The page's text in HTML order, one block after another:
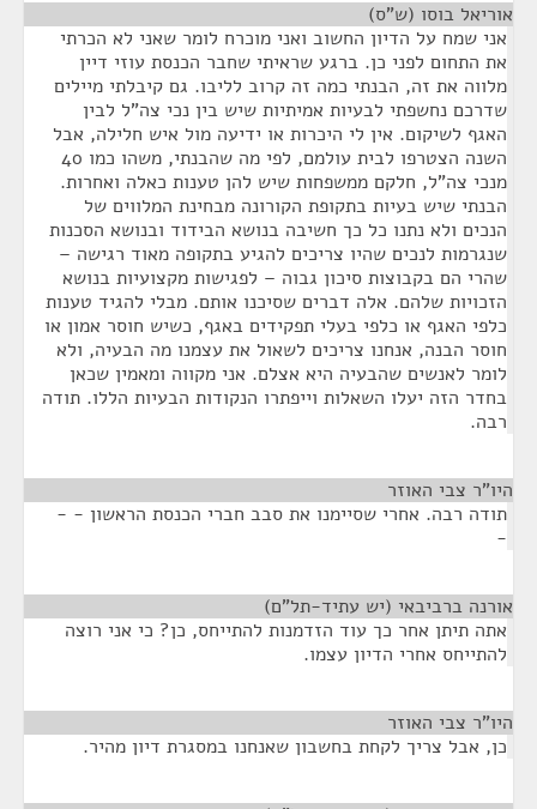
אוריאל בוסו (ש"ס)
אני שמח על הדיון החשוב ואני מוכרח לומר שאני לא הכרתי
את התחום לפני כן. ברגע שראיתי שחבר הכנסת עוזי דיין
מלווה את זה, הבנתי כמה זה קרוב לליבו. גם קיבלתי מיילים
שדרכם נחשפתי לבעיות אמיתיות שיש בין נכי צה"ל לבין
האגף לשיקום. אין לי היכרות או ידיעה מול איש חלילה, אבל
השנה הצטרפו לבית עולמם, לפי מה שהבנתי, משהו כמו 40
מנכי צה"ל, חלקם ממשפחות שיש להן טענות כאלה ואחרות.
הבנתי שיש בעיות בתקופת הקורונה מבחינת המלווים של
הנכים ולא נתנו כל כך חשיבה בנושא הבידוד ובנושא הסכנות
שנגרמות לנכים שהיו צריכים להגיע בתקופה מאוד רגישה –
שהרי הם בקבוצות סיכון גבוה – לפגישות מקצועיות בנושא
הזכויות שלהם. אלה דברים שסיכנו אותם. מבלי להגיד טענות
כלפי האגף או כלפי בעלי תפקידים באגף, כשיש חוסר אמון או
חוסר הבנה, אנחנו צריכים לשאול את עצמנו מה הבעיה, ולא
לומר לאנשים שהבעיה היא אצלם. אני מקווה ומאמין שכאן
בחדר הזה יעלו השאלות וייפתרו הנקודות הבעיות הללו. תודה
רבה.
היו"ר צבי האוזר
תודה רבה. אחרי שסיימנו את סבב חברי הכנסת הראשון - -
-
אורנה ברביבאי (יש עתיד-תל"ם)
אתה תיתן אחר כך עוד הזדמנות להתייחס, כן? כי אני רוצה
להתייחס אחרי הדיון עצמו.
היו"ר צבי האוזר
כן, אבל צריך לקחת בחשבון שאנחנו במסגרת דיון מהיר.